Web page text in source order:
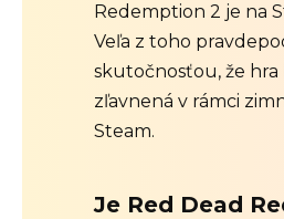
Redemption 2 je na
Veľa z toho
skutočnosťou, že hra
zľavnená v rámci
Steam.
Je Red Dead